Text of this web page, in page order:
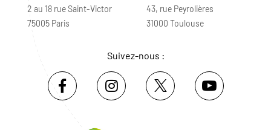
2 au 18 rue Saint-Victor
75005 Paris
43, rue Peyrolières
31000 Toulouse
Suivez-nous :